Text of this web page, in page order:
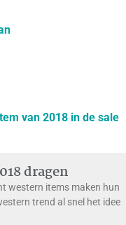
van 2018 in de sale
dragen
western items maken hun
trend al snel het idee